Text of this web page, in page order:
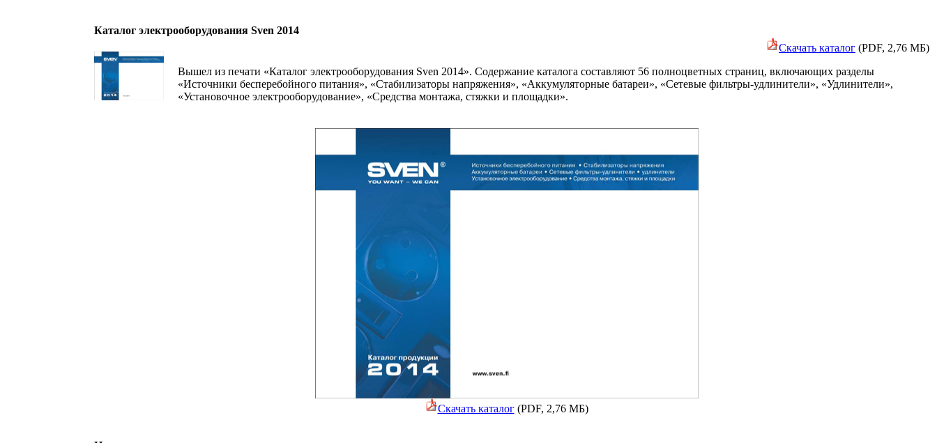
Каталог электрооборудования Sven 2014
Скачать каталог (PDF, 2,76 МБ)
Вышел из печати «Каталог электрооборудования Sven 2014». Содержание каталога составляют 56 полноцветных страниц, включающих разделы
«Источники бесперебойного питания», «Стабилизаторы напряжения», «Аккумуляторные батареи», «Сетевые фильтры-удлинители», «Удлинители»,
«Установочное электрооборудование», «Средства монтажа, стяжки и площадки».
Скачать каталог (PDF, 2,76 МБ)